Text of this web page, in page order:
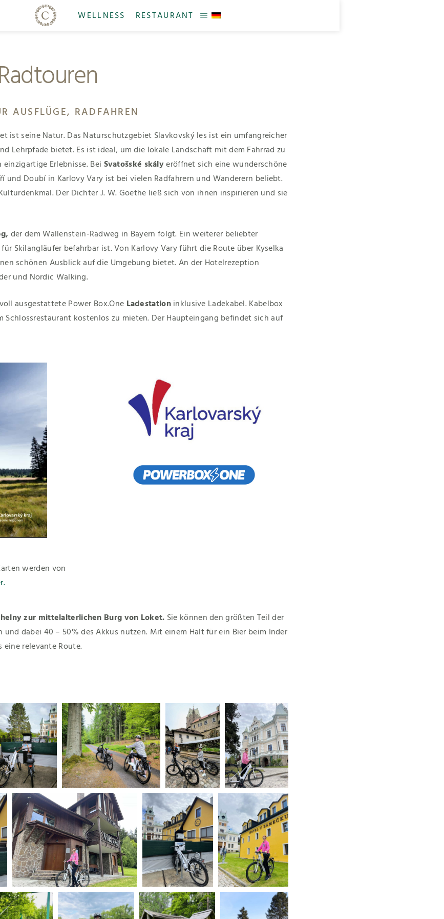
WELLNESS RESTAURANT
AUSFLÜGE, RADFAHREN
ist seine Natur. Das Naturschutzgebiet Slavkovský les ist ein umfangreicher
Lehrpfade bietet. Es ist ideal, um die lokale Landschaft mit dem Fahrrad zu
Erlebnisse. Bei Svatošské skályeröffnet sich eine wunderschöne
Doubí in Karlovy Vary ist bei vielen Radfahrern und Wanderern beliebt.
Der Dichter J. W. Goethe ließ sich von ihnen inspirieren und sie
der dem Wallenstein-Radweg in Bayern folgt. Ein weiterer beliebter
Skilangläufer befahrbar ist. Von Karlovy Vary führt die Route über Kyselka
schönen Ausblick auf die Umgebung bietet. An der Hotelrezeption
und Nordic Walking.
ausgestattete Power Box.One Ladestationinklusive Ladekabel. Kabelbox
Schlossrestaurant kostenlos zu mieten. Der Haupteingang befindet sich auf
werden von
zur mittelalterlichen Burg von Loket.
dabei 40 – 50% des Akkus nutzen. Mit einem Halt für ein Bier beim Inder
relevante Route.